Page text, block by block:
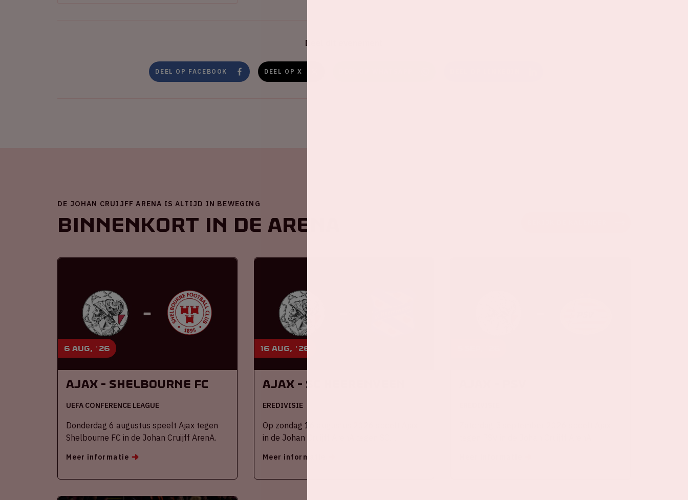
Deel dit evenement
DEEL OP FACEBOOK DEEL OP X
DE JOHAN CRUIJFF ARENA IS ALTIJD IN BEWEGING
Binnenkort in de ArenA
6 aug, '26
Ajax - Shelbourne FC
UEFA CONFERENCE LEAGUE
Donderdag 6 augustus speelt Ajax tegen
Shelbourne FC in de Johan Cruijff ArenA.
Meer informatie
16 aug, '26
Ajax - SC Heerenveen
EREDIVISIE
Op zondag 16 augustus 2026 speelt Ajax
in de Johan Cruijff ArenA tegen SC
Meer informatie